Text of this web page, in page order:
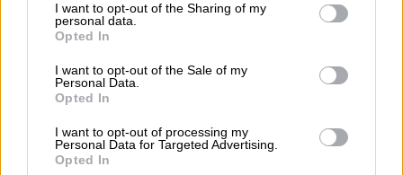
I want to opt-out of the Sharing of my
personal data.
Opted In
I want to opt-out of the Sale of my
Personal Data.
Opted In
I want to opt-out of processing my
Personal Data for Targeted Advertising.
Opted In